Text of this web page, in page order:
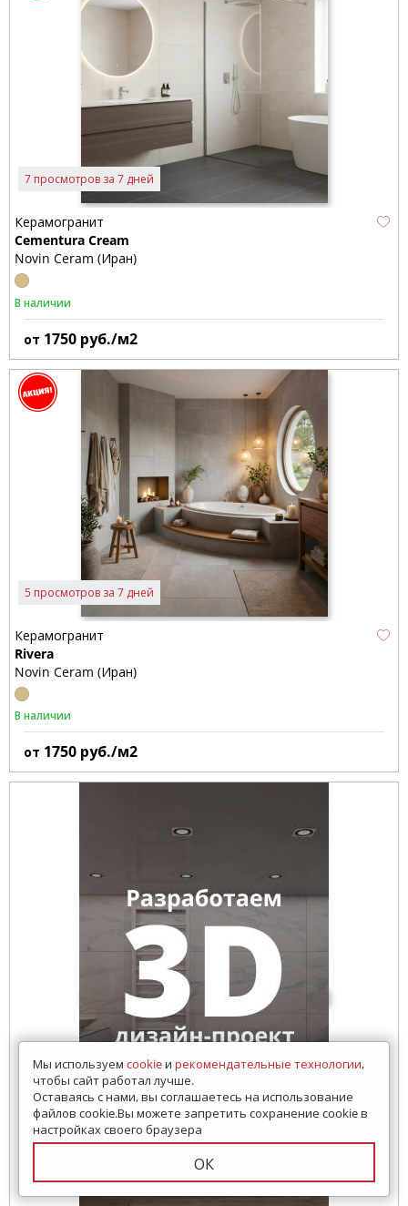
7 просмотров за 7 дней
Керамогранит
Cementura Cream
Novin Ceram (Иран)
В наличии
от 1750 руб./м2
5 просмотров за 7 дней
Керамогранит
Rivera
Novin Ceram (Иран)
В наличии
от 1750 руб./м2
Мы используем cookieи рекомендательные технологии,
чтобы сайт работал лучше.
Оставаясь с нами, вы соглашаетесь на использование
файлов cookie.Вы можете запретить сохранение cookie в
настройках своего браузера
ОК